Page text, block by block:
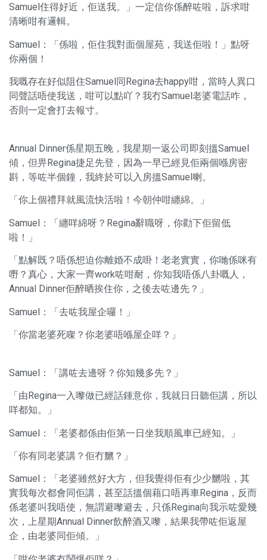
Samuel住得好近，佢送我。」一定信你係醉咗啦，訴求咁
清晰咁有邏輯。
Samuel：「係啦，佢住我對面個屋苑，我送佢啦！」點呀
你兩個！
我嘅存在好似阻住Samuel同Regina去happy咁，當時人異口
同聲話唔使我送，咁可以點吖？我冇Samuel老婆電話咋，
否則一定會打去報寸。
Annual Dinner係星期五晚，我星期一返公司即刻搵Samuel
傾，但畀Regina捷足先登，因為一早已經見佢兩個喺房密
斟，等咗半個鐘，我終於可以入房搵Samuel喇。
「你上個禮拜就風流快活啦！今朝仲咁纏綿。」
Samuel：「纏咩綿呀？Regina辭職呀，你勸下佢留低
啦！」
「點解既？唔係想迫你離婚不成啩！老老實實，你哋係咪有
嘢？真心，大家一齊work咗咁耐，你知我唔係八卦嘅人，
Annual Dinner佢醉晒挨住你，之後去咗邊先？」
Samuel：「去咗我屋企囉！」
「你當老婆死㗎？你老婆唔喺屋企咩？」
Samuel：「講咗去邊呀？你知幾多先？」
「由Regina一入嚟做已經話鍾意你，我就日日聽佢講，所以
咩都知。」
Samuel：「老婆都係由佢第一日坐我順風車已經知。」
「你有同老婆講？佢冇嬲？」
Samuel：「老婆雖然好大方，但我覺得佢有少少嬲啦，其
實我每次都會同佢講，甚至話搵個藉口唔再車Regina，反而
係老婆叫我唔使，無謂避嚟避去，只係Regina向我示咗愛幾
次，上星期Annual Dinner飲醉酒又嚟，結果我帶咗佢返屋
企，由老婆同佢傾。」